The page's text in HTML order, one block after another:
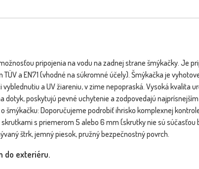
pripojenia na vodu na zadnej strane šmýkačky. Je
a EN71 (vhodné na súkromné účely). Šmýkačka je
a UV žiareniu, v zime nepopraská. Vysoká kvalita
dotyk, poskytujú pevné uchytenie a zodpovedajú
šmýkačku: Doporučujeme podrobiť ihrisko komplexnej
s priemerom 5 alebo 6 mm (skrutky nie sú
štrk, jemný piesok, pružný bezpečnostný povrch.
do exteriéru.